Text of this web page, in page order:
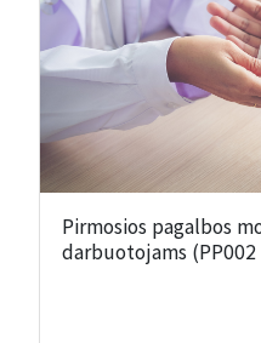
Pirmosios pagalbos
darbuotojams